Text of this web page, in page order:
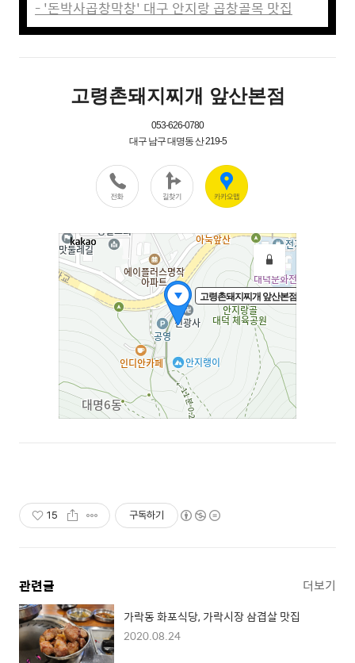
- '돈박사곱창막창' 대구 안지랑 곱창골목 맛집
15 구독하기
관련글 더보기
가락동 화포식당, 가락시장 삼겹살 맛집
2020.08.24